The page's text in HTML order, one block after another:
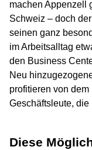
machen Appenzell
Schweiz – doch
seinen ganz
im Arbeitsalltag
den Business
Neu
profitieren von
Geschäftsleute,
Diese